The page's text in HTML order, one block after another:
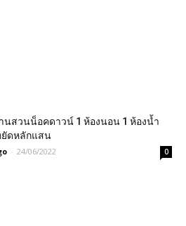
นสวนน็อคดาวน์ 1 ห้องนอน 1 ห้องน้ำ
ยัดหลักแสน
- 24/06/2022 0